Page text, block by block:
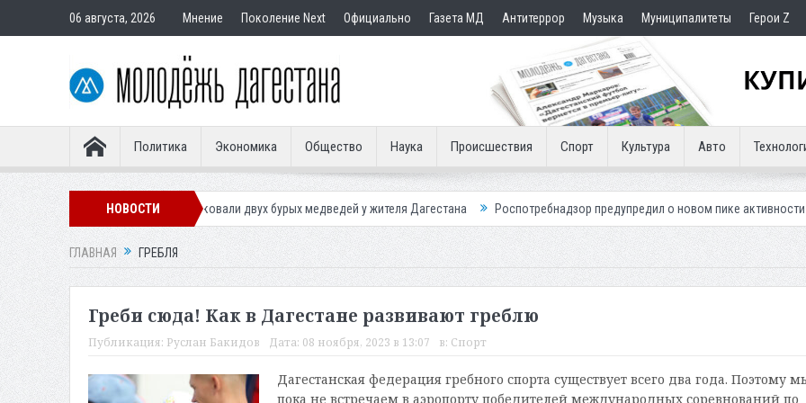
06 августа, 2026 Мнение Поколение Next Официально Газета МД Антитеррор Музыка Муниципалитеты Герои Z
Политика Экономика Общество Наука Происшествия Спорт Культура Авто
НОВОСТИ
Приставы конфисковали двух бурых медведей у жителя Дагестана Роспотребнадзор предупредил о новом пике активности клещей
ГЛАВНАЯ ГРЕБЛЯ
Греби сюда! Как в Дагестане развивают греблю
Публикация: Руслан Бакидов Дата: 08 ноября, 2023 в 13:07 в: Спорт
Дагестанская федерация гребного спорта существует всего два года. Поэтому
пока не встречаем в аэропорту победителей международных соревнований по